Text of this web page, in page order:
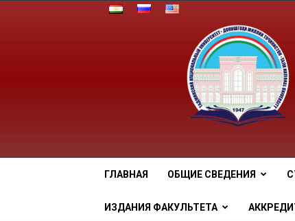
ГЛАВНАЯ ОБЩИЕ СВЕДЕНИЯ
ИЗДАНИЯ ФАКУЛЬТЕТА